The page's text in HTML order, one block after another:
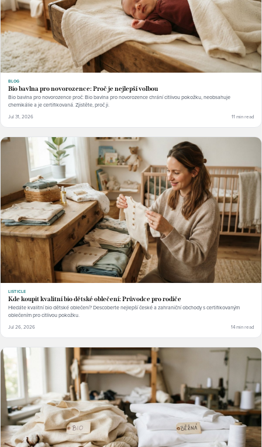
BLOG
Bio bavlna pro novorozence: Proč je nejlepší volbou
Bio bavlna pro novorozence proč: Bio bavlna pro novorozence chrání citlivou pokožku, neobsahuje
chemikálie a je certifikovaná. Zjistěte, proč ji.
Jul 31, 2026 11 min read
LISTICLE
Kde koupit kvalitní bio dětské oblečení: Průvodce pro rodiče
Hledáte kvalitní bio dětské oblečení? Descoberte nejlepší české a zahraniční obchody s certifikovaným
oblečením pro citlivou pokožku.
Jul 26, 2026 14 min read